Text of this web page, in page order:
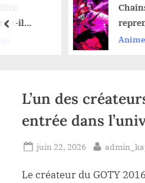
Chainsaw Man : où
reprendre la
du manga après
vu le film de l’arc de
Anime-Manga
prev
L’un des
entrée dans
Posted
juin 22, 2026 By
Le créateur du GOTY